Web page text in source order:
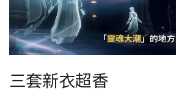
三套新衣超香